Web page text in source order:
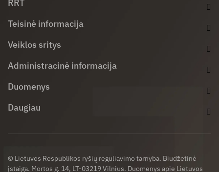
RRT
Teisinė informacija
Veiklos sritys
Administracinė informacija
Duomenys
Daugiau
© Lietuvos Respublikos ryšių reguliavimo tarnyba. Biudžetinė
įstaiga. Mortos g. 14, LT-03219 Vilnius. Duomenys apie Lietuvos